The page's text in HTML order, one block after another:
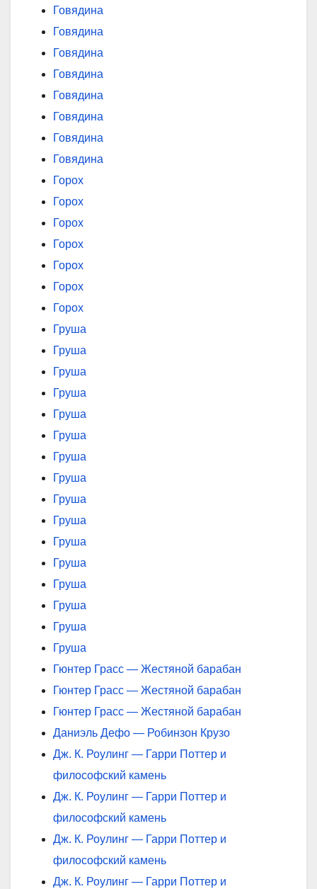
Говядина
Говядина
Говядина
Говядина
Говядина
Говядина
Говядина
Говядина
Горох
Горох
Горох
Горох
Горох
Горох
Горох
Груша
Груша
Груша
Груша
Груша
Груша
Груша
Груша
Груша
Груша
Груша
Груша
Груша
Груша
Груша
Груша
Гюнтер Грасс — Жестяной барабан
Гюнтер Грасс — Жестяной барабан
Гюнтер Грасс — Жестяной барабан
Даниэль Дефо — Робинзон Крузо
Дж. К. Роулинг — Гарри Поттер и
философский камень
Дж. К. Роулинг — Гарри Поттер и
философский камень
Дж. К. Роулинг — Гарри Поттер и
философский камень
Дж. К. Роулинг — Гарри Поттер и